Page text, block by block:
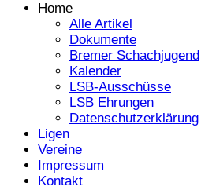
Home
Alle Artikel
Dokumente
Bremer Schachjugend
Kalender
LSB-Ausschüsse
LSB Ehrungen
Datenschutzerklärung
Ligen
Vereine
Impressum
Kontakt